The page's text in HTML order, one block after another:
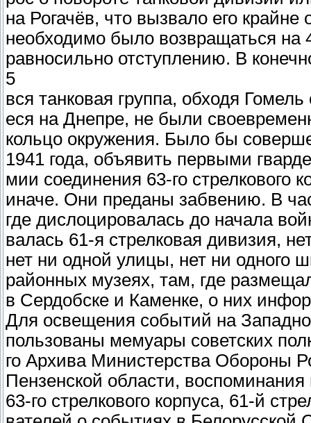
на Рогачёв, что вызвало его
необходимо было возвращаться на
равносильно отступлению. В
5
вся танковая группа, обходя
еся на Днепре, не были
кольцо окружения. Было бы
1941 года, объявить первыми
мии соединения 63-го стрелкового
иначе. Они преданы забвению. В
где дислоцировалась до начала
валась 61-я стрелковая дивизия,
нет ни одной улицы, нет ни одного
районных музеях, там, где
в Сердобске и Каменке, о них
Для освещения событий на
пользованы мемуары советских
го Архива Министерства Обороны
Пензенской области,
63-го стрелкового корпуса, 61-й